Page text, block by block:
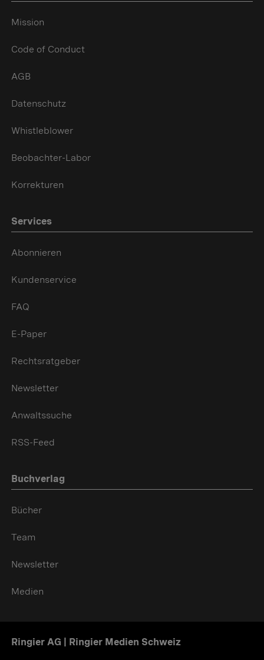
Mission
Code of Conduct
AGB
Datenschutz
Whistleblower
Beobachter-Labor
Korrekturen
Services
Abonnieren
Kundenservice
FAQ
E-Paper
Rechtsratgeber
Newsletter
Anwaltssuche
RSS-Feed
Buchverlag
Bücher
Team
Newsletter
Medien
Ringier AG | Ringier Medien Schweiz